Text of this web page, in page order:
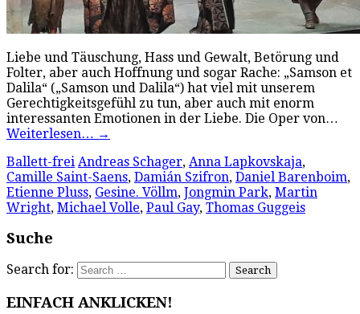
Liebe und Täuschung, Hass und Gewalt, Betörung und
Folter, aber auch Hoffnung und sogar Rache: „Samson et
Dalila“ („Samson und Dalila“) hat viel mit unserem
Gerechtigkeitsgefühl zu tun, aber auch mit enorm
interessanten Emotionen in der Liebe. Die Oper von…
Weiterlesen… →
Ballett-frei Andreas Schager, Anna Lapkovskaja,
Camille Saint-Saens, Damián Szifron, Daniel Barenboim,
Etienne Pluss, Gesine. Völlm, Jongmin Park, Martin
Wright, Michael Volle, Paul Gay, Thomas Guggeis
Suche
Search for:
EINFACH ANKLICKEN!